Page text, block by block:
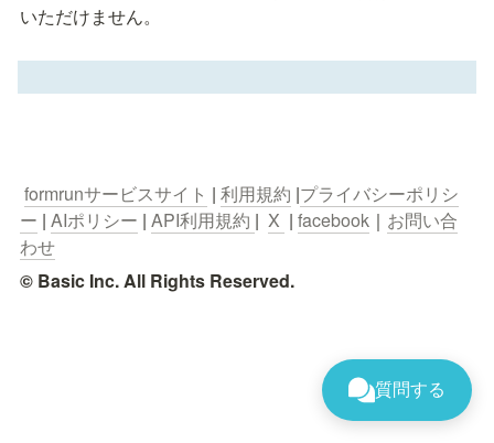
いただけません。
formrunサービスサイト | 利用規約 |プライバシーポリシ
ー | AIポリシー | API利用規約 | X | facebook ｜ お問い合
わせ
© Basic Inc. All Rights Reserved.